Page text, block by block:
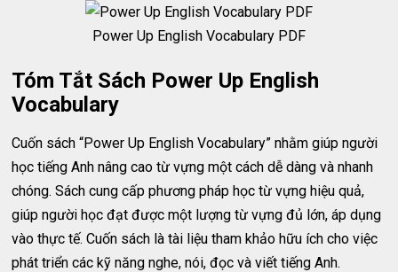
Power Up English Vocabulary PDF
Tóm Tắt Sách Power Up English
Vocabulary
Cuốn sách “Power Up English Vocabulary” nhằm giúp người
học tiếng Anh nâng cao từ vựng một cách dễ dàng và nhanh
chóng. Sách cung cấp phương pháp học từ vựng hiệu quả,
giúp người học đạt được một lượng từ vựng đủ lớn, áp dụng
vào thực tế. Cuốn sách là tài liệu tham khảo hữu ích cho việc
phát triển các kỹ năng nghe, nói, đọc và viết tiếng Anh.